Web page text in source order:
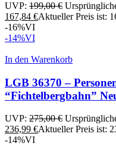
UVP: 199,00€
167,84 €Aktueller Preis ist:
-16%VI
-14%VI
In den Warenkorb
LGB 36370 –
“Fichtelbergbahn”
UVP: 275,00€
236,99 €Aktueller Preis ist:
-14%VI